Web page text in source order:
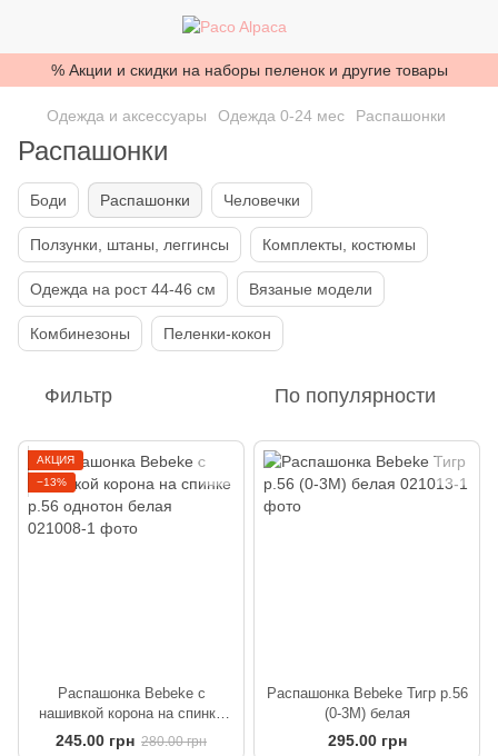
% Акции и скидки на наборы пеленок и другие товары
Одежда и аксессуары Одежда 0-24 мес Распашонки
Распашонки
Боди Распашонки Человечки
Ползунки, штаны, леггинсы Комплекты, костюмы
Одежда на рост 44-46 см Вязаные модели
Комбинезоны Пеленки-кокон
Фильтр По популярности
АКЦИЯ
−13%
Распашонка Bebeke с
нашивкой корона на спинке
р.56 однотон белая
245.00 грн 280.00 грн
Распашонка Bebeke Тигр р.56
(0-3М) белая
295.00 грн